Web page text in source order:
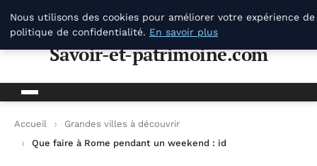
Savoir-et-patrimoine.com
Savoir-et-patrimoine.com
Accueil
Grandes villes à découvrir
Que faire à Rome pendant un weekend : idées et conseils
Nous utilisons des cookies pour améliorer votre expérience
politique de confidentialité. En savoir plus